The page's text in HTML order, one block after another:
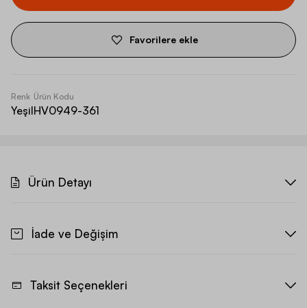
Favorilere ekle
Renk
Yeşil
Ürün Kodu
HV0949-361
Ürün Detayı
İade ve Değişim
Taksit Seçenekleri